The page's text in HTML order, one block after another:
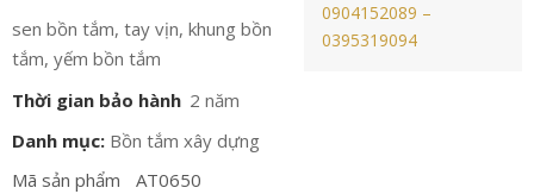
sen bồn tắm, tay vịn, khung bồn
tắm, yếm bồn tắm
Thời gian bảo hành 2 năm
Danh mục: Bồn tắm xây dựng
Mã sản phẩm
AT0650
0904152089 –
0395319094